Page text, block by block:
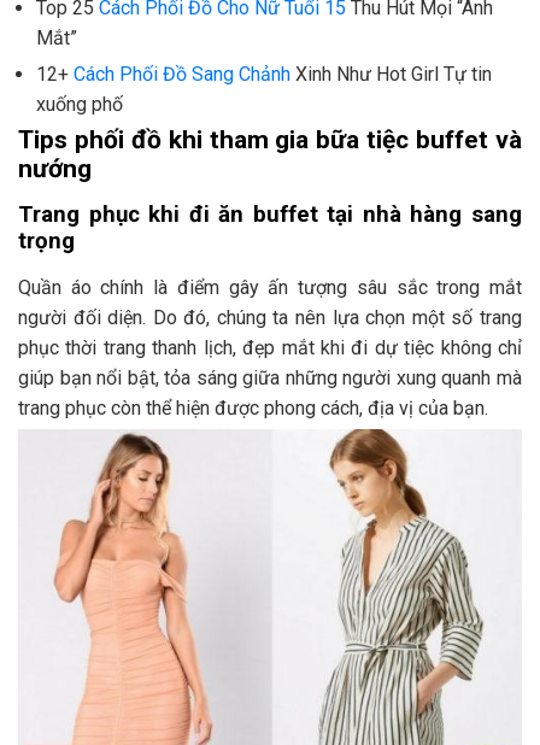
Top 25 Cách Phối Đồ Cho Nữ Tuổi 15 Thu Hút Mọi “Ánh
Mắt”
12+ Cách Phối Đồ Sang Chảnh Xinh Như Hot Girl Tự tin
xuống phố
Tips phối đồ khi tham gia bữa tiệc buffet và
nướng
Trang phục khi đi ăn buffet tại nhà hàng sang
trọng
Quần áo chính là điểm gây ấn tượng sâu sắc trong mắt
người đối diện. Do đó, chúng ta nên lựa chọn một số trang
phục thời trang thanh lịch, đẹp mắt khi đi dự tiệc không chỉ
giúp bạn nổi bật, tỏa sáng giữa những người xung quanh mà
trang phục còn thể hiện được phong cách, địa vị của bạn.